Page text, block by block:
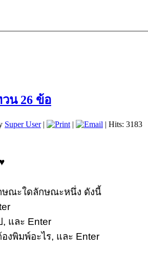
น 26 ข้อ
Super User| | | Hits: 3183
ษณะใดลักษณะหนึ่ง ดังนี้
และ Enter
งพิมพ์อะไร, และ Enter